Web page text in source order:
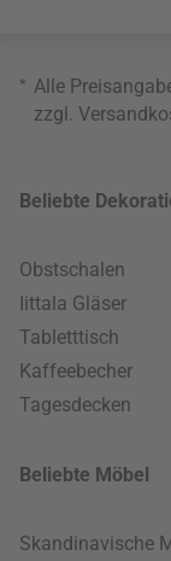
* Alle
zzgl.
Beliebte
Obstschalen
Iittala Gläser
Tabletttisch
Kaffeebecher
Tagesdecken
Beliebte Möbel
Skandinavische